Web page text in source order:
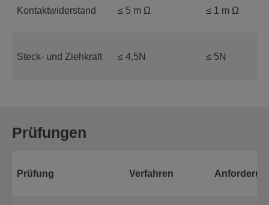
Kontaktwiderstand ≤ 5 m Ω ≤ 1 m Ω
Steck- und Ziehkraft ≤ 4,5N ≤ 5N
Prüfungen
Prüfung Verfahren